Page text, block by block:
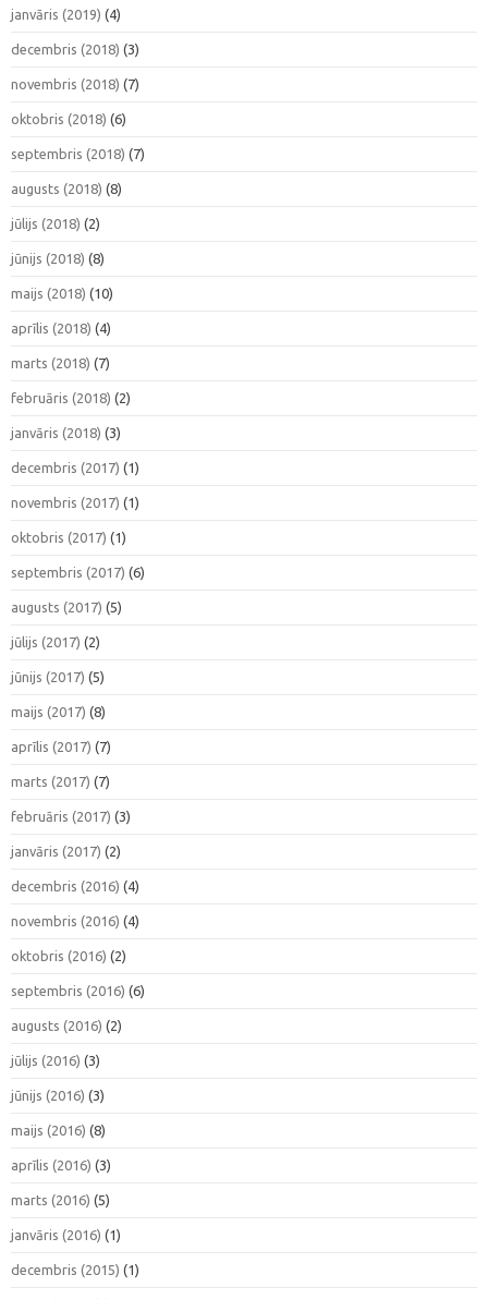
janvāris (2019) (4)
decembris (2018) (3)
novembris (2018) (7)
oktobris (2018) (6)
septembris (2018) (7)
augusts (2018) (8)
jūlijs (2018) (2)
jūnijs (2018) (8)
maijs (2018) (10)
aprīlis (2018) (4)
marts (2018) (7)
februāris (2018) (2)
janvāris (2018) (3)
decembris (2017) (1)
novembris (2017) (1)
oktobris (2017) (1)
septembris (2017) (6)
augusts (2017) (5)
jūlijs (2017) (2)
jūnijs (2017) (5)
maijs (2017) (8)
aprīlis (2017) (7)
marts (2017) (7)
februāris (2017) (3)
janvāris (2017) (2)
decembris (2016) (4)
novembris (2016) (4)
oktobris (2016) (2)
septembris (2016) (6)
augusts (2016) (2)
jūlijs (2016) (3)
jūnijs (2016) (3)
maijs (2016) (8)
aprīlis (2016) (3)
marts (2016) (5)
janvāris (2016) (1)
decembris (2015) (1)